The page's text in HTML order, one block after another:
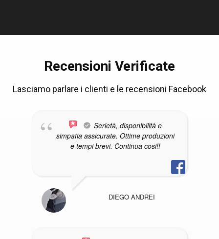
Recensioni Verificate
Lasciamo parlare i clienti e le recensioni Facebook
Serietà, disponibilità e
simpatia assicurate. Ottime produzioni
e tempi brevi. Continua cosi!!
DIEGO ANDREI